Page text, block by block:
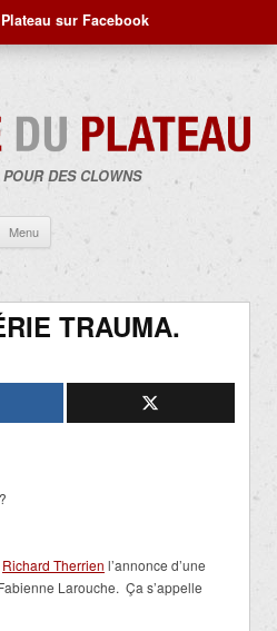
sur Facebook
DES CLOWNS
Menu
contenu
TRAUMA.
Richard Therrien l’annonce d’une
Larouche. Ça s’appelle